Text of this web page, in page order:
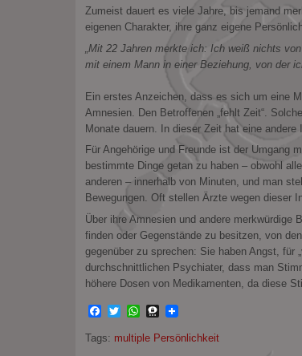
Zumeist dauert es viele Jahre, bis jemand
eigenen Charakter, ihre ganz eigene
„Mit 22 Jahren merkte ich: Ich weiß nichts
mit einem Mann in einer Beziehung, von der
Ein erstes Anzeichen, dass es sich um eine
Amnesien. Den Betroffenen „fehlt Zeit“.
Monate dauern. In dieser Zeit hat eine
Für Angehörige und Freunde ist der
bestimmte Dinge getan zu haben – obwohl
anderen – innerhalb von Minuten, und man
Bewegungen. Oft stellen Ärzte wegen dieser
Über ihre Amnesien und andere
finden oder Gegenstände zu besitzen, von
gegenüber zu sprechen: Sie haben Angst, für
durchschnittlichen Psychiater, dass man
höhere Dosen von Medikamenten, da diese
Facebook
TwitterWhatsApp
Threema
Tags: multiple Persönlichkeit